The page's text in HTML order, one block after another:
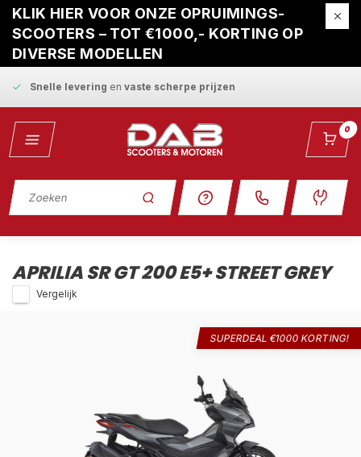
KLIK HIER VOOR ONZE OPRUIMINGS-
SCOOTERS – TOT €1000,- KORTING OP
DIVERSE MODELLEN
Tot 3 jaar garantieop alle nieuwe scooters
Gratis ophaalservice bij reparatie
Snelle levering en vaste scherpe prijzen
0
APRILIA SR GT 200 E5+ STREET GREY
Vergelijk
SUPERDEAL €1000 KORTING!